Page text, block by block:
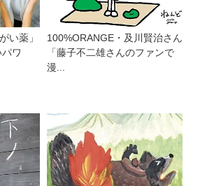
い薬」
ワ
100%ORANGE・及川賢治さん
「藤子不二雄さんのファンで
漫...